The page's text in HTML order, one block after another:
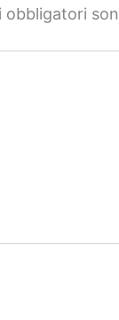
obbligatori